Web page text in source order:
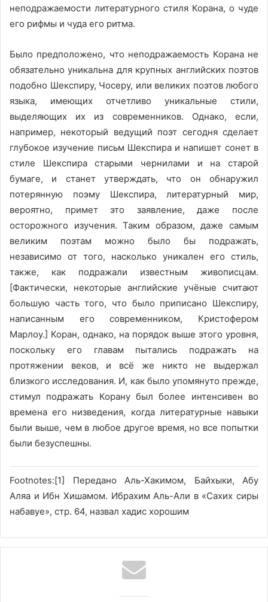
неподражаемости литературного стиля Корана, о чуде
его рифмы и чуда его ритма.
Было предположено, что неподражаемость Корана не
обязательно уникальна для крупных английских поэтов
подобно Шекспиру, Чосеру, или великих поэтов любого
языка, имеющих отчетливо уникальные стили,
выделяющих их из современников. Однако, если,
например, некоторый ведущий поэт сегодня сделает
глубокое изучение письм Шекспира и напишет сонет в
стиле Шекспира старыми чернилами и на старой
бумаге, и станет утверждать, что он обнаружил
потерянную поэму Шекспира, литературный мир,
вероятно, примет это заявление, даже после
осторожного изучения. Таким образом, даже самым
великим поэтам можно было бы подражать,
независимо от того, насколько уникален его стиль,
также, как подражали известным живописцам.
[Фактически, некоторые английские учёные считают
большую часть того, что было приписано Шекспиру,
написанным его современником, Кристофером
Марлоу.] Коран, однако, на порядок выше этого уровня,
поскольку его главам пытались подражать на
протяжении веков, и всё же никто не выдержал
близкого исследования. И, как было упомянуто прежде,
стимул подражать Корану был более интенсивен во
времена его низведения, когда литературные навыки
были выше, чем в любое другое время, но все попытки
были безуспешны.
Footnotes:[1] Передано Аль-Хакимом, Байхыки, Абу
Аляа и Ибн Хишамом. Ибрахим Аль-Али в «Сахих сиры
набавуе», стр. 64, назвал хадис хорошим